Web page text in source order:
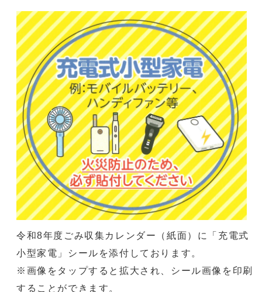
令和8年度ごみ収集カレンダー（紙面）に「充電式
小型家電」シールを添付しております。
※画像をタップすると拡大され、シール画像を印刷
することができます。